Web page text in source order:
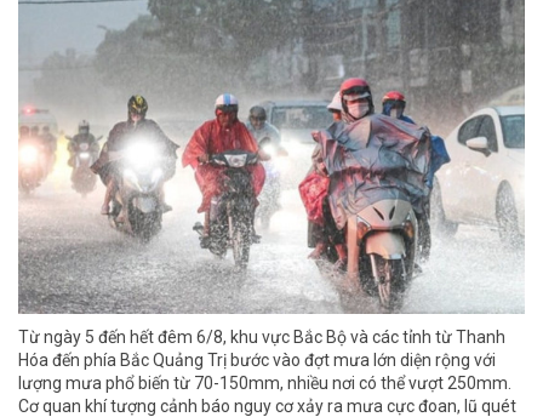
Từ ngày 5 đến hết đêm 6/8, khu vực Bắc Bộ và các tỉnh từ Thanh
Hóa đến phía Bắc Quảng Trị bước vào đợt mưa lớn diện rộng với
lượng mưa phổ biến từ 70-150mm, nhiều nơi có thể vượt 250mm.
Cơ quan khí tượng cảnh báo nguy cơ xảy ra mưa cực đoan, lũ quét